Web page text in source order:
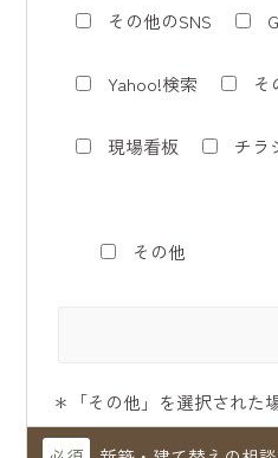
その他のSNS
Yahoo!検索 そ
現場看板 チラ
その他
＊「その他」を選択された